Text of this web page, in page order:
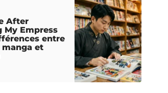
After
My Empress
entre
manga et